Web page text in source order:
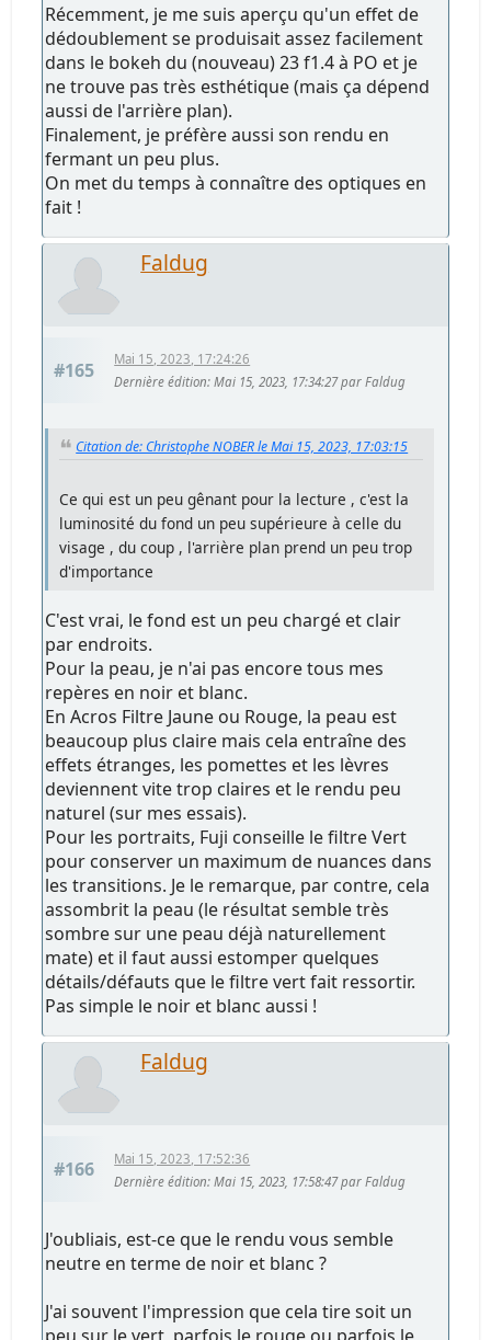
Récemment, je me suis aperçu qu'un effet de
dédoublement se produisait assez facilement
dans le bokeh du (nouveau) 23 f1.4 à PO et je
ne trouve pas très esthétique (mais ça dépend
aussi de l'arrière plan).
Finalement, je préfère aussi son rendu en
fermant un peu plus.
On met du temps à connaître des optiques en
fait !
Faldug
#165
Mai 15, 2023, 17:24:26
Dernière édition: Mai 15, 2023, 17:34:27 par Faldug
Citation de: Christophe NOBER le Mai 15, 2023, 17:03:15
Ce qui est un peu gênant pour la lecture , c'est la
luminosité du fond un peu supérieure à celle du
visage , du coup , l'arrière plan prend un peu trop
d'importance
C'est vrai, le fond est un peu chargé et clair
par endroits.
Pour la peau, je n'ai pas encore tous mes
repères en noir et blanc.
En Acros Filtre Jaune ou Rouge, la peau est
beaucoup plus claire mais cela entraîne des
effets étranges, les pomettes et les lèvres
deviennent vite trop claires et le rendu peu
naturel (sur mes essais).
Pour les portraits, Fuji conseille le filtre Vert
pour conserver un maximum de nuances dans
les transitions. Je le remarque, par contre, cela
assombrit la peau (le résultat semble très
sombre sur une peau déjà naturellement
mate) et il faut aussi estomper quelques
détails/défauts que le filtre vert fait ressortir.
Pas simple le noir et blanc aussi !
Faldug
#166
Mai 15, 2023, 17:52:36
Dernière édition: Mai 15, 2023, 17:58:47 par Faldug
J'oubliais, est-ce que le rendu vous semble
neutre en terme de noir et blanc ?
J'ai souvent l'impression que cela tire soit un